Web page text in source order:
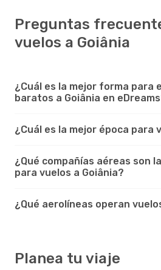
Preguntas
vuelos a Goiânia
¿Cuál es la mejor forma para
baratos a Goiânia en
¿Cuál es la mejor época para
¿Qué compañías aéreas son
para vuelos a Goiânia?
¿Qué aerolíneas operan
Planea tu viaje